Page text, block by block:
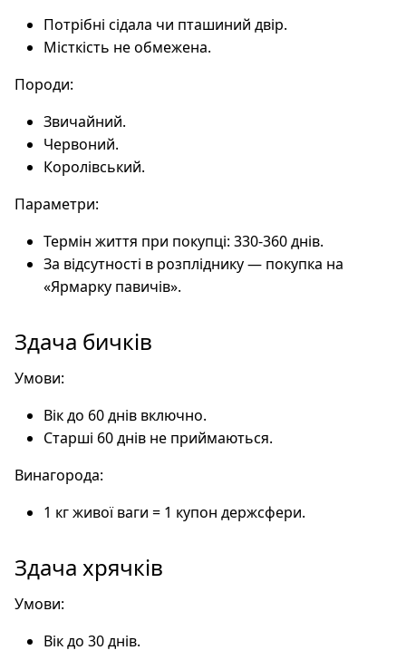
Потрібні сідала чи пташиний двір.
Місткість не обмежена.
Породи:
Звичайний.
Червоний.
Королівський.
Параметри:
Термін життя при покупці: 330-360 днів.
За відсутності в розпліднику — покупка на
«Ярмарку павичів».
Здача бичків
Умови:
Вік до 60 днів включно.
Старші 60 днів не приймаються.
Винагорода:
1 кг живої ваги = 1 купон держсфери.
Здача хрячків
Умови:
Вік до 30 днів.